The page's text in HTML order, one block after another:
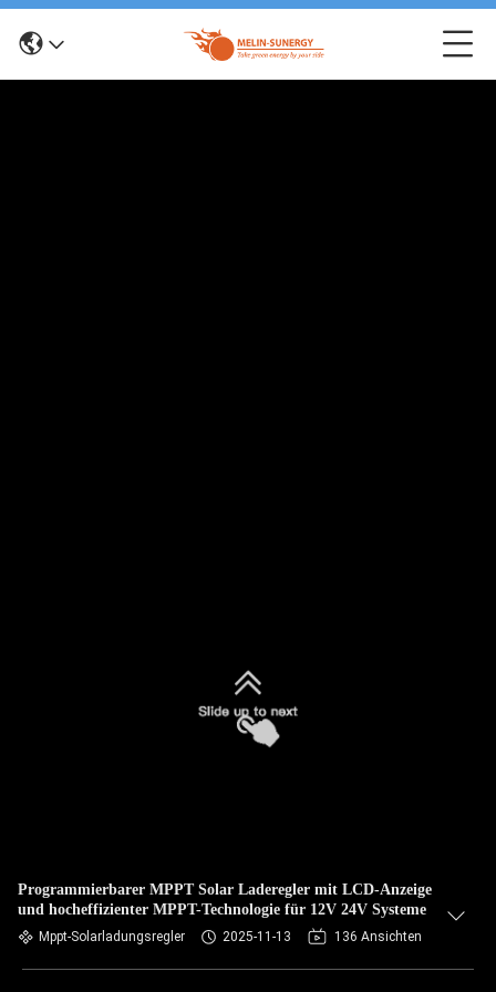
Programmierbarer MPPT Solar Laderegler mit LCD-Anzeige
und hocheffizienter MPPT-Technologie für 12V 24V Systeme
Mppt-Solarladungsregler 2025-11-13 136 Ansichten